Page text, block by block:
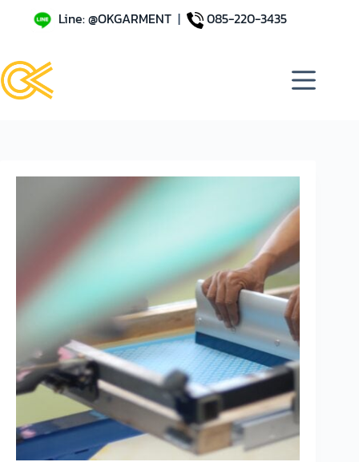
Line: @OKGARMENT| 085-220-3435